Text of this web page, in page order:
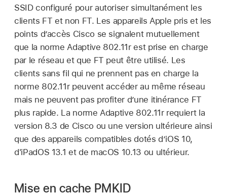
SSID configuré pour autoriser simultanément les
clients FT et non FT. Les appareils Apple pris et les
points d’accès Cisco se signalent mutuellement
que la norme Adaptive 802.11r est prise en charge
par le réseau et que FT peut être utilisé. Les
clients sans fil qui ne prennent pas en charge la
norme 802.11r peuvent accéder au même réseau
mais ne peuvent pas profiter d’une itinérance FT
plus rapide. La norme Adaptive 802.11r requiert la
version 8.3 de Cisco ou une version ultérieure ainsi
que des appareils compatibles dotés d’iOS 10,
d'iPadOS 13.1 et de macOS 10.13 ou ultérieur.
Mise en cache PMKID